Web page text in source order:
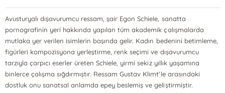
Avusturyalı dışavurumcu ressam, şair Egon Schiele, sanatta
pornografinin yeri hakkında yapılan tüm akademik çalışmalarda
mutlaka yer verilen isimlerin başında gelir. Kadın bedenini betimleme,
figürleri kompozisyona yerleştirme, renk seçimi ve dışavurumcu
tarzıyla çarpıcı eserler üreten Schiele, yirmi sekiz yıllık yaşamına
binlerce çalışma sığdırmıştır. Ressam Gustav Klimt'le arasındaki
dostluk onu sanatsal anlamda epey beslemiş ve geliştirmiştir.